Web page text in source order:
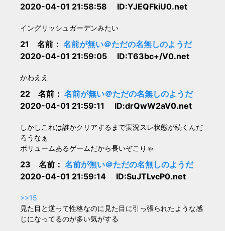
2020-04-01 21:58:58 ID:YJEQFkiU0.net
イングリッシュガーデンみたい
21 名前： 名前が無い＠ただの名無しのようだ
2020-04-01 21:59:05 ID:T63bc+/V0.net
かわええ
22 名前： 名前が無い＠ただの名無しのようだ
2020-04-01 21:59:11 ID:drQwW2aV0.net
しかしこれは誰かクリアするまで実況スレ状態が続くんだ
ろうなぁ
ボリュームあるゲームだから長いぞこりゃ
23 名前： 名前が無い＠ただの名無しのようだ
2020-04-01 21:59:14 ID:SuJTLvcP0.net
>>15
見た目と逆って性格なのに見た目に引っ張られたような感
じになってるのが多い気がする